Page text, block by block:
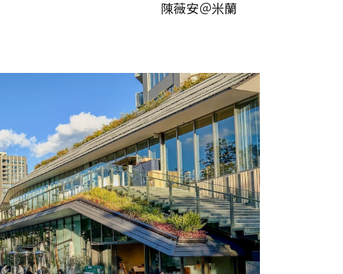
陳薇安＠米蘭